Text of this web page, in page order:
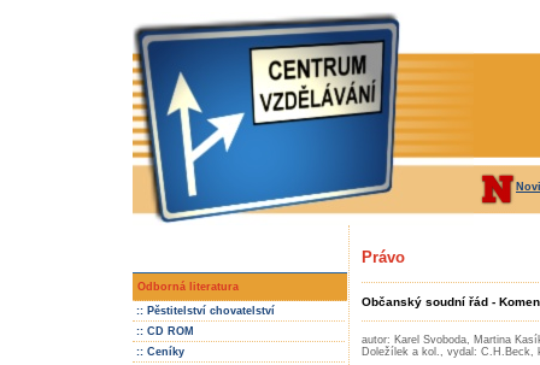
Odborná literatura
:: Pěstitelství chovatelství
:: CD ROM
:: Ceníky
Právo
Občanský soudní řád -
autor: Karel Svoboda, Martina
Doležílek a kol., vydal: C.H.Beck,